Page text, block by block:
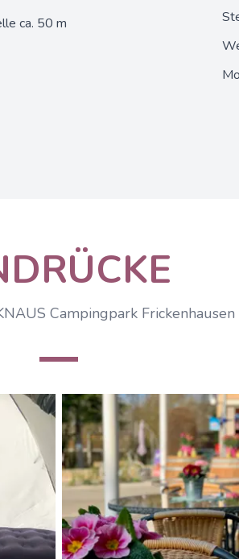
ca. 50 m
Campingpark Frickenhausen